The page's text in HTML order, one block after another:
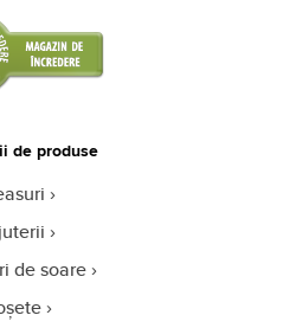
de produse
de soare